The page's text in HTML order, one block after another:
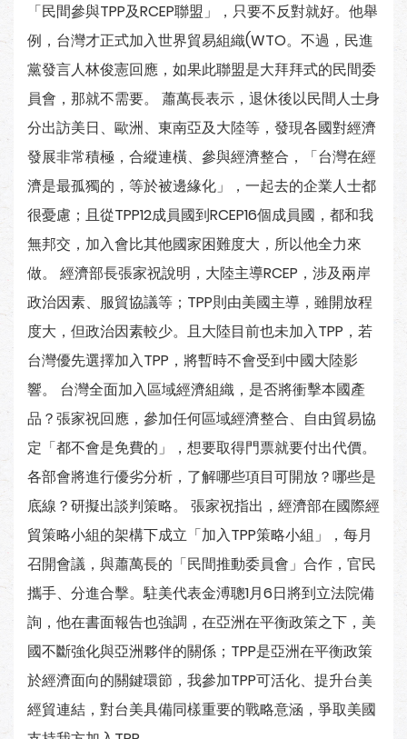
「民間參與TPP及RCEP聯盟」，只要不反對就好。他舉
例，台灣才正式加入世界貿易組織(WTO。不過，民進
黨發言人林俊憲回應，如果此聯盟是大拜拜式的民間委
員會，那就不需要。 蕭萬長表示，退休後以民間人士身
分出訪美日、歐洲、東南亞及大陸等，發現各國對經濟
發展非常積極，合縱連橫、參與經濟整合，「台灣在經
濟是最孤獨的，等於被邊緣化」，一起去的企業人士都
很憂慮；且從TPP12成員國到RCEP16個成員國，都和我
無邦交，加入會比其他國家困難度大，所以他全力來
做。 經濟部長張家祝說明，大陸主導RCEP，涉及兩岸
政治因素、服貿協議等；TPP則由美國主導，雖開放程
度大，但政治因素較少。且大陸目前也未加入TPP，若
台灣優先選擇加入TPP，將暫時不會受到中國大陸影
響。 台灣全面加入區域經濟組織，是否將衝擊本國產
品？張家祝回應，參加任何區域經濟整合、自由貿易協
定「都不會是免費的」，想要取得門票就要付出代價。
各部會將進行優劣分析，了解哪些項目可開放？哪些是
底線？研擬出談判策略。 張家祝指出，經濟部在國際經
貿策略小組的架構下成立「加入TPP策略小組」，每月
召開會議，與蕭萬長的「民間推動委員會」合作，官民
攜手、分進合擊。駐美代表金溥聰1月6日將到立法院備
詢，他在書面報告也強調，在亞洲在平衡政策之下，美
國不斷強化與亞洲夥伴的關係；TPP是亞洲在平衡政策
於經濟面向的關鍵環節，我參加TPP可活化、提升台美
經貿連結，對台美具備同樣重要的戰略意涵，爭取美國